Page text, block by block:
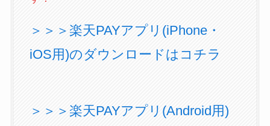
＞＞＞楽天PAYアプリ(iPhone・
iOS用)のダウンロードはコチラ
＞＞＞楽天PAYアプリ(Android用)